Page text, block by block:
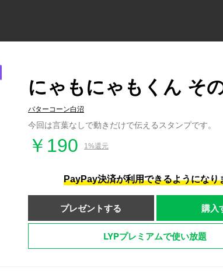
にゃもにゃもくん そ
バターコーン白沼
今回は言葉なしで動きだけで伝えるスタンプです。
￥190 1%還元
PayPay決済が利用できるようになり
プレゼントする 購入
LYPプレミアムで使い放題